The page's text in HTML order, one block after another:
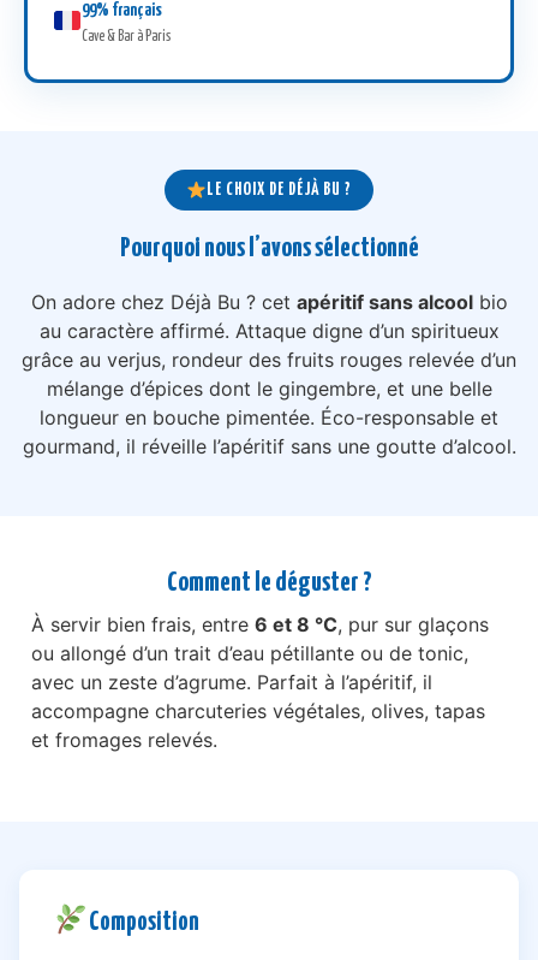
99% français
Cave & Bar à Paris
LE CHOIX DE DÉJÀ BU ?
Pourquoi nous l’avons sélectionné
On adore chez Déjà Bu ? cet apéritif sans alcoolbio
au caractère affirmé. Attaque digne d’un spiritueux
grâce au verjus, rondeur des fruits rouges relevée d’un
mélange d’épices dont le gingembre, et une belle
longueur en bouche pimentée. Éco-responsable et
gourmand, il réveille l’apéritif sans une goutte d’alcool.
Comment le déguster ?
À servir bien frais, entre 6 et 8 °C, pur sur glaçons
ou allongé d’un trait d’eau pétillante ou de tonic,
avec un zeste d’agrume. Parfait à l’apéritif, il
accompagne charcuteries végétales, olives, tapas
et fromages relevés.
Composition